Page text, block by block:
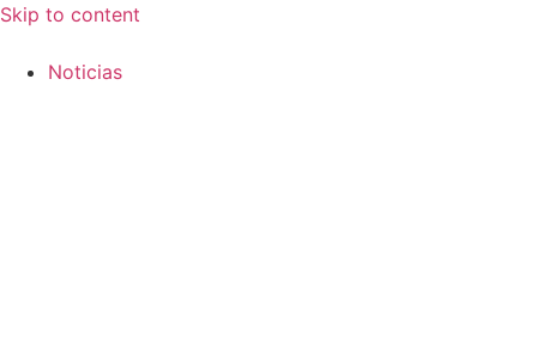
Skip to content
Noticias